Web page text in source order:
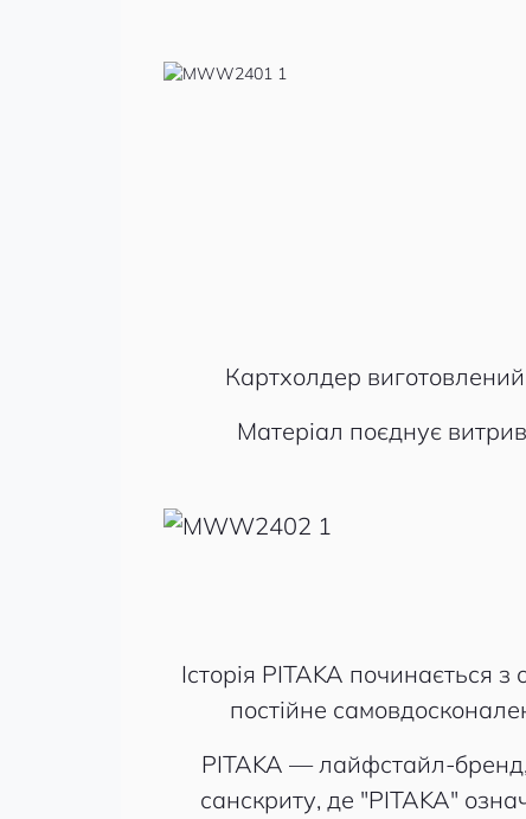
Картхолдер
Матеріал поєднує
Історія PITAKA починається
постійне
PITAKA — лайфстайл-бренд,
санскриту, де "PITAKA"